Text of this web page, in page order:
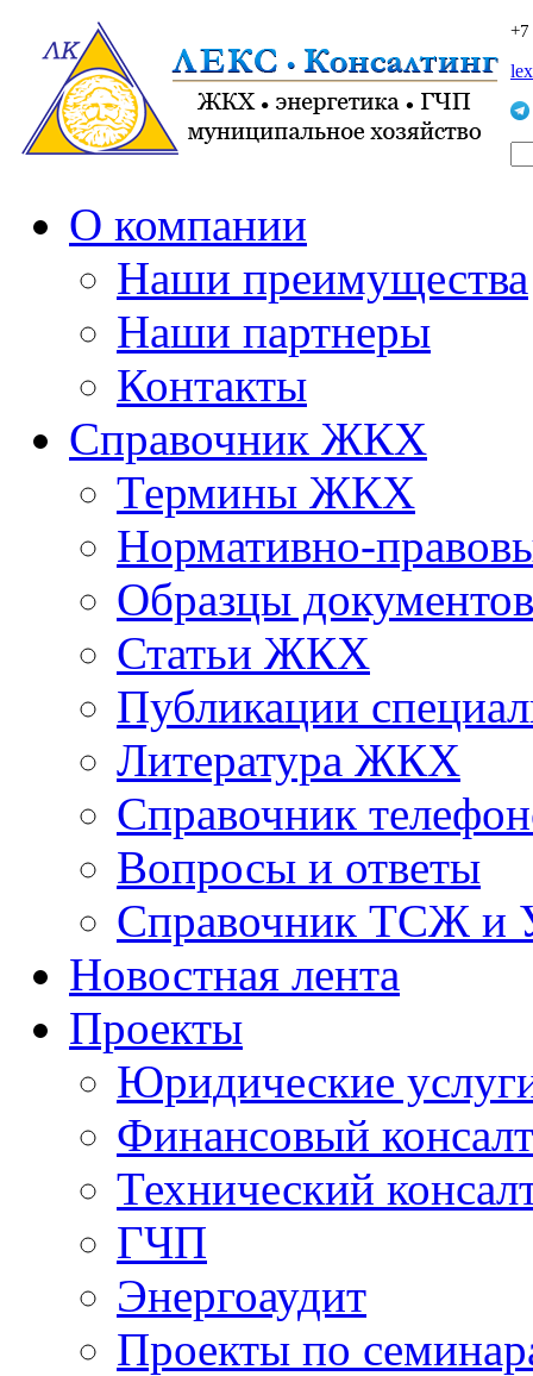
О компании
Наши преимущества
Наши партнеры
Контакты
Справочник ЖКХ
Термины ЖКХ
Нормативно-
Образцы документов
Статьи ЖКХ
Публикации
Литература ЖКХ
Справочник
Вопросы и ответы
Справочник ТСЖ и
Новостная лента
Проекты
Юридические
Финансовый
Технический
ГЧП
Энергоаудит
Проекты по